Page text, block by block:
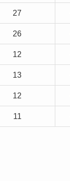
27
26
12
13
12
11